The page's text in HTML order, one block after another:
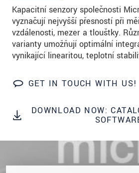
Kapacitní senzory společnosti
vyznačují nejvyšší přesností při
vzdálenosti, mezer a tloušťky.
varianty umožňují optimální
vynikající linearitou, teplotní
GET IN TOUCH WITH US!
DOWNLOAD NOW:
Please keep me informed
innovations by e-mail.
* Povinné informace
prosím našeprohlášení o ochraně
ODOSLAŤ SPRÁVU